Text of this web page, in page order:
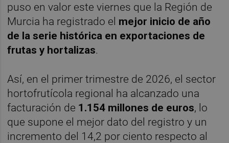
puso en valor este viernes que la Región de
Murcia ha registrado el mejor inicio de año
de la serie histórica en exportaciones de
frutas y hortalizas.
Así, en el primer trimestre de 2026, el sector
hortofrutícola regional ha alcanzado una
facturación de 1.154 millones de euros, lo
que supone el mejor dato del registro y un
incremento del 14,2 por ciento respecto al